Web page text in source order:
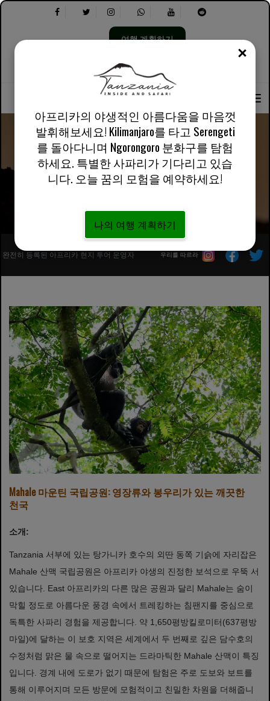
여행 계획하기
회사 소개
을
택
하
세
요.
Mahale 산 국립공원
완전히 등록된 아프리카 현지 투어 운영자 우리를 따르라
Mahale 마운틴 국립공원: 영장류와 봉우리가 있는 깨끗한
천국
소개:
Tanzania 서부에 있는 탕가니카 호수의 외딴 동쪽 기슭에 자리잡은
Mahale 산맥 국립공원은 아프리카 야생의 진정한 보석으로 우뚝 서
있습니다. East 아프리카의 다른 많은 공원과 달리 Mahale는 숨이
막힐 정도로 아름다운 풍경 속에서 트레킹하는 침팬지를 중심으로
독특한 사파리 경험을 제공합니다. 약 1,650평방킬로미터(637평방
마일)에 달하는 이 보호 지역은 세계에서 두 번째로 깊은 담수호의
수정처럼 맑은 물 속으로 떨어지는 드라마틱한 Mahale 산맥이 특징
입니다. 경계 내에 도로가 없기 때문에 탐험은 주로 도보와 보트를
통해 이루어지며 모든 방문에 모험적이고 친밀한 차원을 더해줍니
아프리카의 야생적인 아름다움을 마음껏
발휘해보세요! Kilimanjaro를 타고 Serengeti
를 돌아다니며 Ngorongoro 분화구를 탐험
하세요. 특별한 사파리가 기다리고 있습
니다. 오늘 꿈의 모험을 예약하세요!
나의 여행 계획하기
닫기